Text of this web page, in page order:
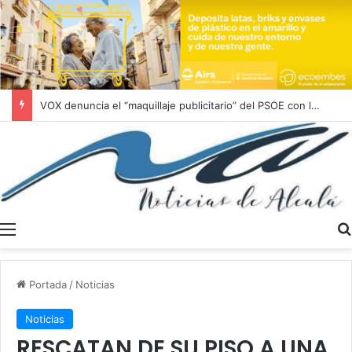
VOX denuncia el “maquillaje publicitario” del PSOE con la vivienda protegida en Alcalá de Guadaíra
Portada / Noticias
Noticias